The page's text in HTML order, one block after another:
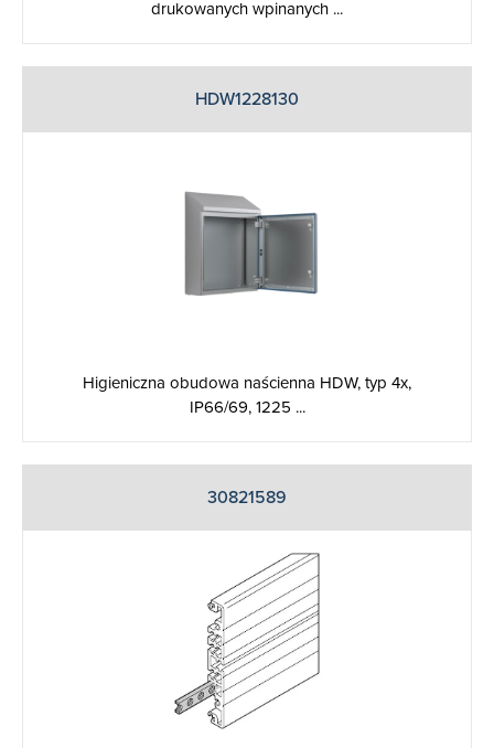
drukowanych wpinanych ...
HDW1228130
Higieniczna obudowa naścienna HDW, typ 4x,
IP66/69, 1225 ...
30821589